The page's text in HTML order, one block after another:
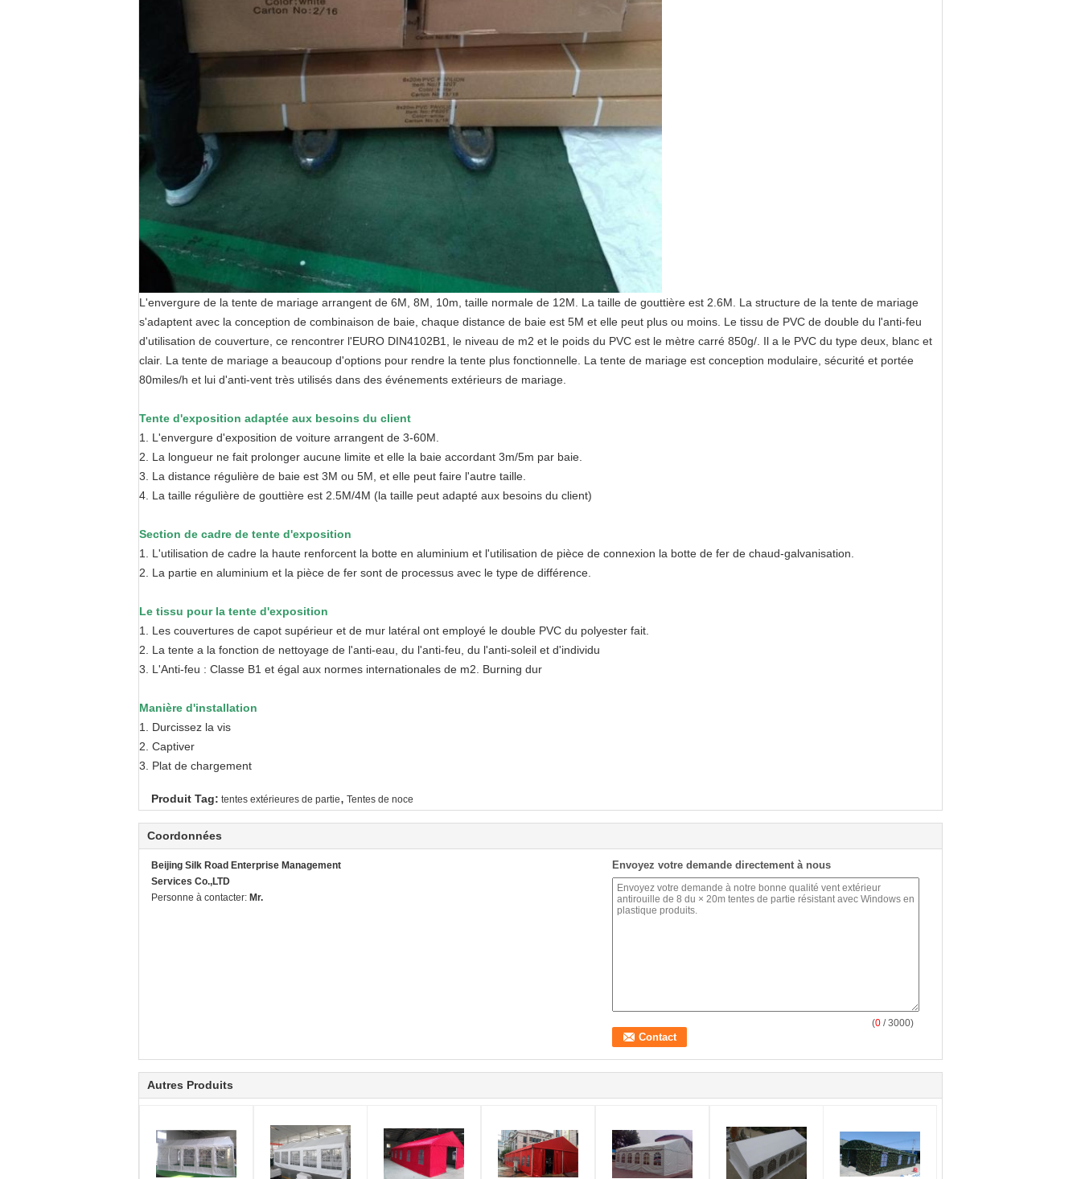
L'envergure de la tente de mariage arrangent de 6M, 8M, 10m, taille normale de 12M. La taille de gouttière est 2.6M. La structure de la tente de mariage
s'adaptent avec la conception de combinaison de baie, chaque distance de baie est 5M et elle peut plus ou moins. Le tissu de PVC de double du l'anti-feu
d'utilisation de couverture, ce rencontrer l'EURO DIN4102B1, le niveau de m2 et le poids du PVC est le mètre carré 850g/. Il a le PVC du type deux, blanc et
clair. La tente de mariage a beaucoup d'options pour rendre la tente plus fonctionnelle. La tente de mariage est conception modulaire, sécurité et portée
80miles/h et lui d'anti-vent très utilisés dans des événements extérieurs de mariage.
Tente d'exposition adaptée aux besoins du client
1. L'envergure d'exposition de voiture arrangent de 3-60M.
2. La longueur ne fait prolonger aucune limite et elle la baie accordant 3m/5m par baie.
3. La distance régulière de baie est 3M ou 5M, et elle peut faire l'autre taille.
4. La taille régulière de gouttière est 2.5M/4M (la taille peut adapté aux besoins du client)
Section de cadre de tente d'exposition
1. L'utilisation de cadre la haute renforcent la botte en aluminium et l'utilisation de pièce de connexion la botte de fer de chaud-galvanisation.
2. La partie en aluminium et la pièce de fer sont de processus avec le type de différence.
Le tissu pour la tente d'exposition
1. Les couvertures de capot supérieur et de mur latéral ont employé le double PVC du polyester fait.
2. La tente a la fonction de nettoyage de l'anti-eau, du l'anti-feu, du l'anti-soleil et d'individu
3. L'Anti-feu : Classe B1 et égal aux normes internationales de m2. Burning dur
Manière d'installation
1. Durcissez la vis
2. Captiver
3. Plat de chargement
Produit Tag: tentes extérieures de partie, Tentes de noce
Coordonnées
Beijing Silk Road Enterprise Management
Services Co.,LTD
Personne à contacter: Mr.
Envoyez votre demande directement à nous
(0 / 3000)
Autres Produits